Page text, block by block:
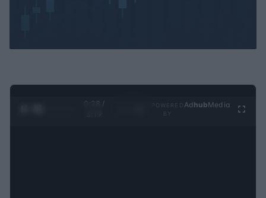
0:29 /
Ad hubMedia